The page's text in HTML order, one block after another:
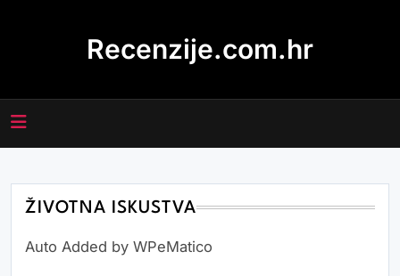
Recenzije.com.hr
ŽIVOTNA ISKUSTVA
Auto Added by WPeMatico